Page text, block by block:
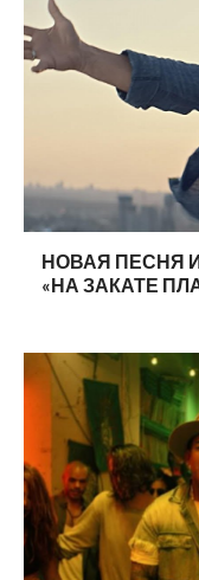
НОВАЯ ПЕСНЯ
«НА ЗАКАТЕ